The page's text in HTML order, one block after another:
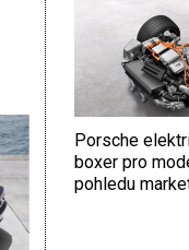
Porsche
boxer pro
pohledu